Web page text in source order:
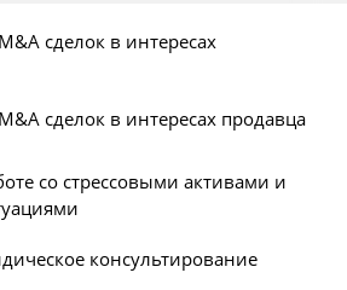
сделок в интересах
сделок в интересах продавца
со стрессовыми активами и
консультирование